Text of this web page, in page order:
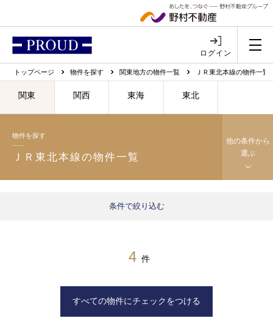
ログイン
トップページ 物件を探す 関東地方の物件一覧 ＪＲ東北本線の物件一覧
関東 関西 東海 東北
物件を探す
ＪＲ東北本線の物件一覧
他の条件から
選ぶ
条件で絞り込む
4 件
すべての物件にチェックをつける